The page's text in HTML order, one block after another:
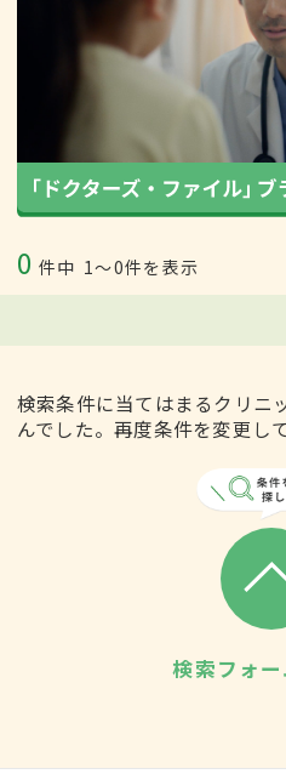
0 件中 1〜0件を表示
検索条件に当てはまるクリニ
んでした。再度条件を変更し
検索フォ